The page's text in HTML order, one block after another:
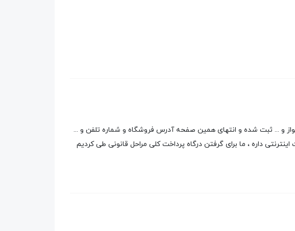
و ... ثبت شده و انتهای همین صفحه آدرس فروشگاه و شماره تلفن و ...
داره ، ما برای گرفتن درگاه پرداخت کلی مراحل قانونی طی کردیم